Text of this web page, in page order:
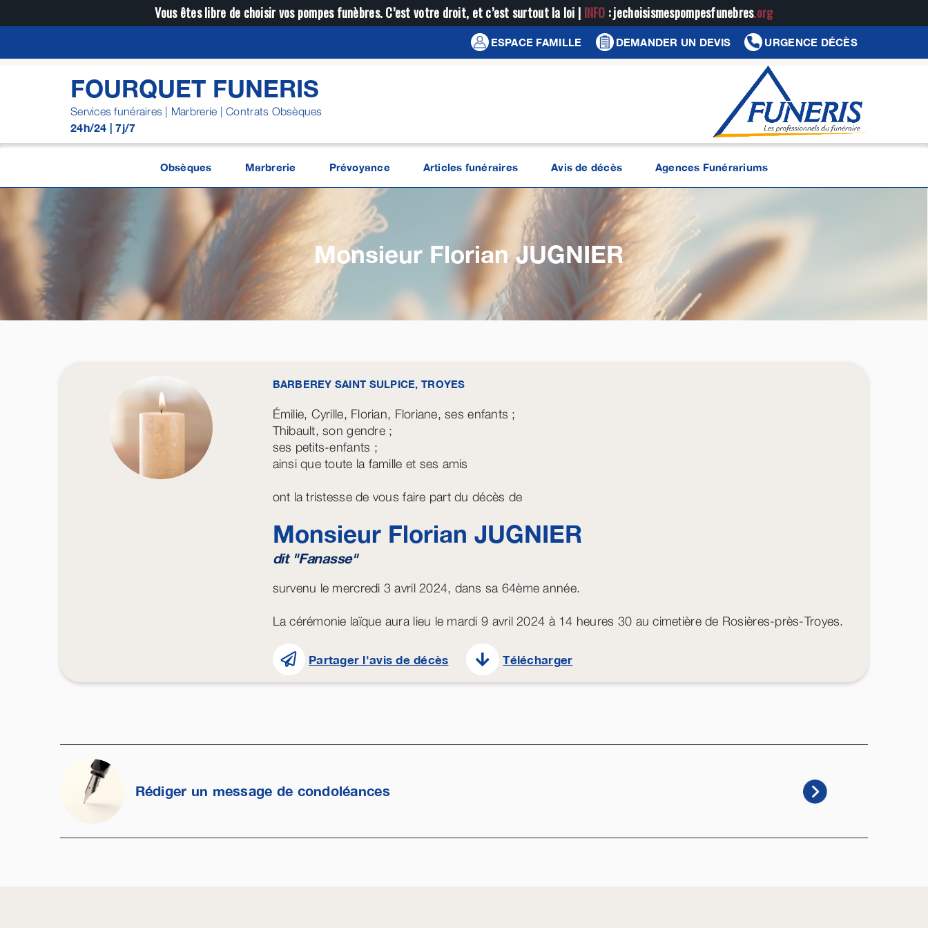
au
Vous êtes libre de choisir vos pompes funèbres. C’est votre droit, et c’est surtout la loi | INFO : jechoisismespompesfunebres.org
ESPACE FAMILLE DEMANDER UN DEVIS URGENCE DÉCÈS
FOURQUET FUNERIS
Services funéraires | Marbrerie | Contrats Obsèques
24h/24 | 7j/7
Obsèques Marbrerie Prévoyance Articles funéraires Avis de décès Agences Funérariums
Monsieur FlorianJUGNIER
BARBEREY SAINT SULPICE, TROYES
Émilie, Cyrille, Florian, Floriane, ses enfants ;
Thibault, son gendre ;
ses petits-enfants ;
ainsi que toute la famille et ses amis
ont la tristesse de vous faire part du décès de
Monsieur Florian JUGNIER
dit "Fanasse"
survenu le mercredi 3 avril 2024, dans sa 64ème année.
La cérémonie laïque aura lieu le mardi 9 avril 2024 à 14 heures 30 au cimetière de Rosières-près-Troyes.
Partager l'avis de décès Télécharger
Rédiger un message de condoléances